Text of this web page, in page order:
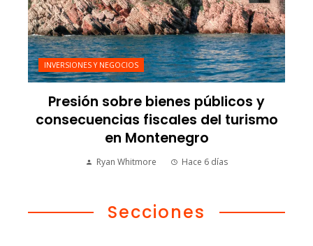
INVERSIONES Y NEGOCIOS
Presión sobre bienes públicos y
consecuencias fiscales del turismo
en Montenegro
Ryan Whitmore Hace 6 días
Secciones